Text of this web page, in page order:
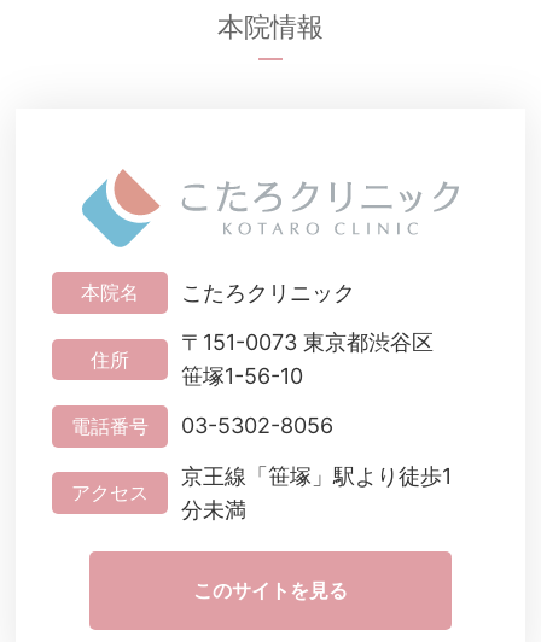
本院情報
本院名 こたろクリニック
住所
〒151-0073 東京都渋谷区
笹塚1-56-10
電話番号 03-5302-8056
アクセス
京王線「笹塚」駅より徒歩1
分未満
このサイトを見る